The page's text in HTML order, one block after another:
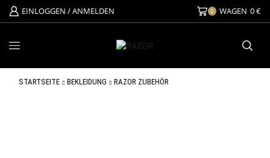
EINLOGGEN / ANMELDEN 0 WAGEN 0€
STARTSEITE BEKLEIDUNG RAZOR ZUBEHÖR